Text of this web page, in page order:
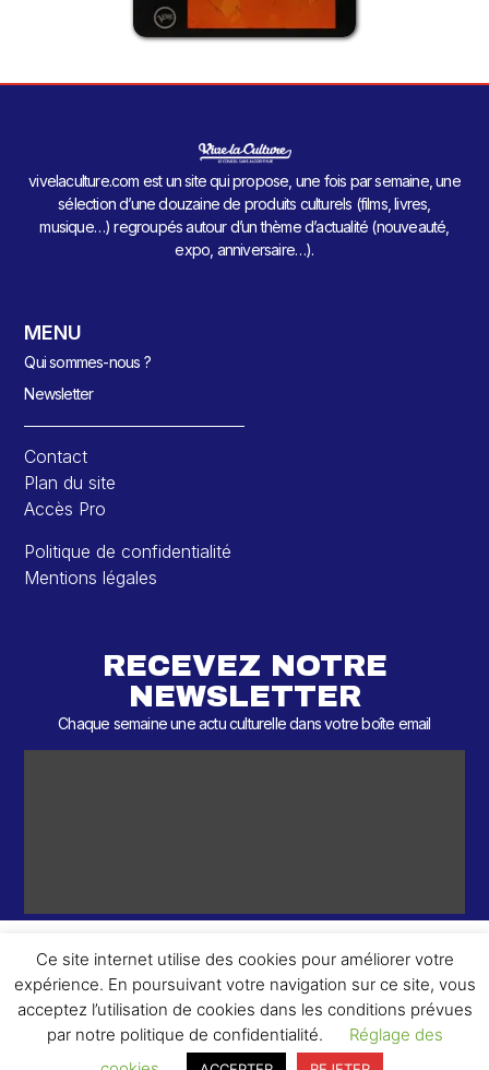
vivelaculture.com est un site qui propose, une fois par semaine, une
sélection d’une douzaine de produits culturels (films, livres,
musique…) regroupés autour d’un thème d’actualité (nouveauté,
expo, anniversaire…).
MENU
Qui sommes-nous ?
Newsletter
Contact
Plan du site
Accès Pro
Politique de confidentialité
Mentions légales
RECEVEZ NOTRE
NEWSLETTER
Chaque semaine une actu culturelle dans votre boîte email
© 2026 – 2 ème Round – Tous droits réservés.
Ce site internet utilise des cookies pour améliorer votre
expérience. En poursuivant votre navigation sur ce site, vous
acceptez l’utilisation de cookies dans les conditions prévues
par notre politique de confidentialité.
Réglage des